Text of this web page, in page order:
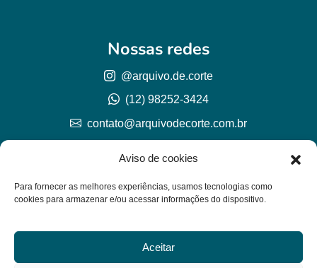
Aviso de cookies
Para fornecer as melhores experiências, usamos tecnologias como
cookies para armazenar e/ou acessar informações do dispositivo.
Aceitar
© Arquivo de corte 2026
Nossas redes
@arquivo.de.corte
(12) 98252-3424
contato@arquivodecorte.com.br